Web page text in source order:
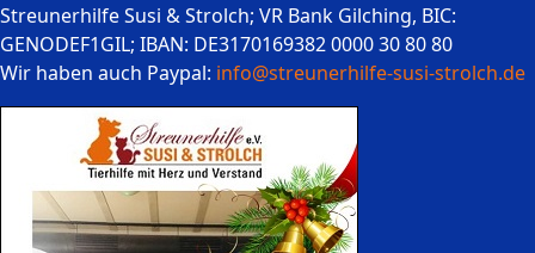
Streunerhilfe Susi & Strolch; VR Bank Gilching, BIC:
GENODEF1GIL; IBAN: DE3170169382 0000 30 80 80
Wir haben auch Paypal: info@streunerhilfe-susi-strolch.de